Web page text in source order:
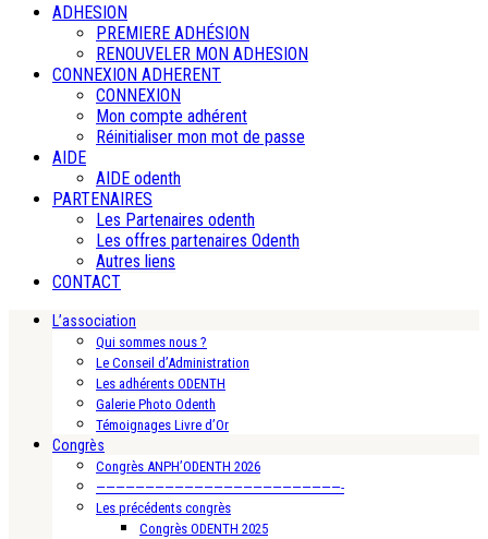
ADHESION
PREMIERE ADHÉSION
RENOUVELER MON ADHESION
CONNEXION ADHERENT
CONNEXION
Mon compte adhérent
Réinitialiser mon mot de passe
AIDE
AIDE odenth
PARTENAIRES
Les Partenaires odenth
Les offres partenaires Odenth
Autres liens
CONTACT
L’association
Qui sommes nous ?
Le Conseil d’Administration
Les adhérents ODENTH
Galerie Photo Odenth
Témoignages Livre d’Or
Congrès
Congrès ANPH’ODENTH 2026
—————————————————————————-
Les précédents congrès
Congrès ODENTH 2025